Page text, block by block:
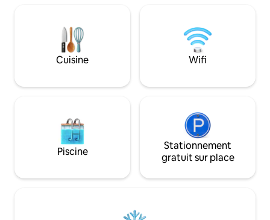
mer Égée. Que vous fassiez un
barbecue sur votre terrasse privée ou
que vous regardiez le coucher du soleil,
profitez d'un séjour classique, rafraîchi.
— exactement comme elle était censée
pour vous ! Il y a
d'enregistrement
sur le site. Vous
informations
Cuisine Wifi
Piscine
Stationnement
gratuit sur place